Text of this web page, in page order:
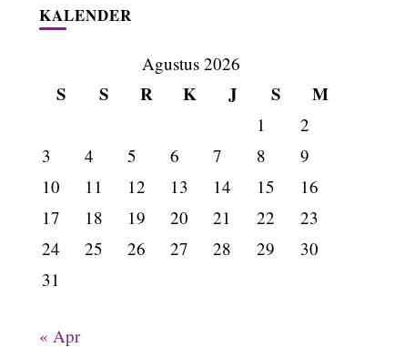
KALENDER
Agustus 2026
S S R K J S M
1
2
3
4 5 6 7 8
9
10
11 12 13 14 15
16
17
18 19 20 21 22
23
24
25 26 27 28 29
30
31
« Apr